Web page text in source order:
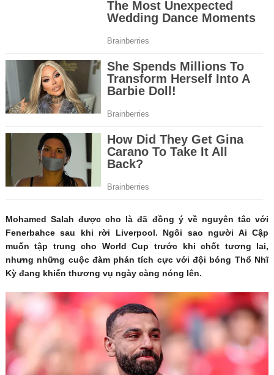
Mohamed Salah được cho là đã đồng ý về nguyên tắc với
Fenerbahce sau khi rời Liverpool. Ngôi sao người Ai Cập
muốn tập trung cho World Cup trước khi chốt tương lai,
nhưng những cuộc đàm phán tích cực với đội bóng Thổ Nhĩ
Kỳ đang khiến thương vụ ngày càng nóng lên.